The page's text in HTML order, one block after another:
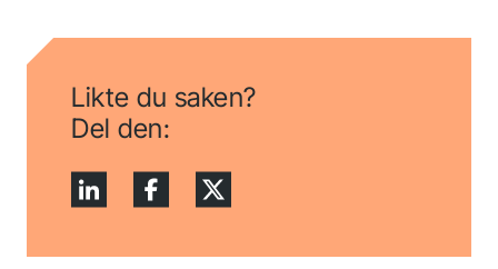
Likte du saken?
Del den: